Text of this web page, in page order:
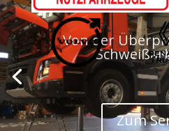
Von der
Zum